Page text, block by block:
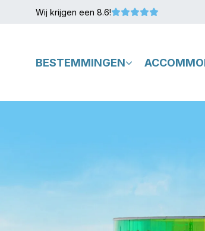
Wij krijgen een 8.6!
BESTEMMINGEN